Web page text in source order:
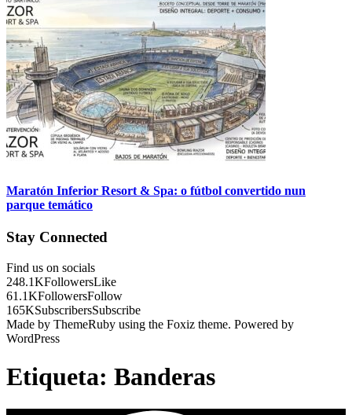
Maratón Inferior Resort & Spa: o fútbol convertido nun
parque temático
Stay Connected
Find us on socials
248.1KFollowersLike
61.1KFollowersFollow
165KSubscribersSubscribe
Made by ThemeRuby using the Foxiz theme. Powered by
WordPress
Etiqueta: Banderas